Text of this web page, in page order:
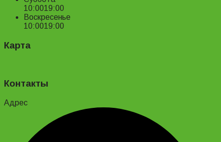
10:0019:00
Воскресенье
10:0019:00
Карта
Контакты
Адрес